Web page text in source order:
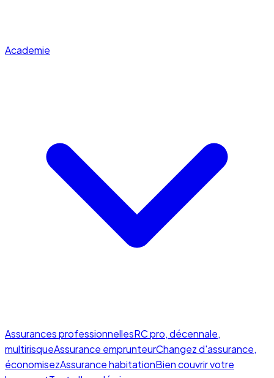
Academie
Assurances professionnellesRC pro, décennale,
multirisqueAssurance emprunteurChangez d'assurance,
économisezAssurance habitationBien couvrir votre